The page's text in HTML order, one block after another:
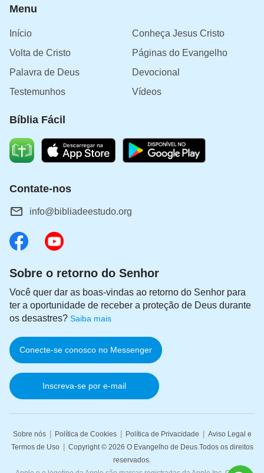
Menu
Início
Conheça Jesus Cristo
Volta de Cristo
Páginas do Evangelho
Palavra de Deus
Devocional
Testemunhos
Vídeos
Bíblia Fácil
Contate-nos
info@bibliadeestudo.org
Sobre o retorno do Senhor
Você quer dar as boas-vindas ao retorno do Senhor para
ter a oportunidade de receber a proteção de Deus durante
os desastres? Saiba mais
Conecte-se conosco no Messenger
Inscreva-se por e-mail
Sobre nós Política de Cookies Política de Privacidade
Aviso Legal e
Termos de Uso
Copyright © 2026 O Evangelho de Deus.Todos os direitos
reservados.